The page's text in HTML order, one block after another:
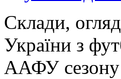
Склади,
України з
ААФУ сезону